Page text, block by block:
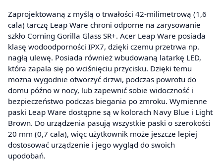
Zaprojektowaną z myślą o trwałości 42-milimetrową (1,6
cala) tarczę Leap Ware chroni odporne na zarysowanie
szkło Corning Gorilla Glass SR+. Acer Leap Ware posiada
klasę wodoodporności IPX7, dzięki czemu przetrwa np.
nagłą ulewę. Posiada również wbudowaną latarkę LED,
która zapala się po wciśnięciu przycisku. Dzięki temu
można wygodnie otworzyć drzwi, podczas powrotu do
domu późno w nocy, lub zapewnić sobie widoczność i
bezpieczeństwo podczas biegania po zmroku. Wymienne
paski Leap Ware dostępne są w kolorach Navy Blue i Light
Brown. Do urządzenia pasują wszystkie paski o szerokości
20 mm (0,7 cala), więc użytkownik może jeszcze lepiej
dostosować urządzenie i jego wygląd do swoich
upodobań.